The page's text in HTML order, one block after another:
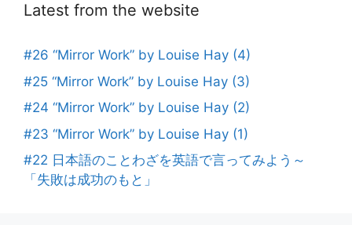
Latest from the website
#26 “Mirror Work” by Louise Hay (4)
#25 “Mirror Work” by Louise Hay (3)
#24 “Mirror Work” by Louise Hay (2)
#23 “Mirror Work” by Louise Hay (1)
#22 日本語のことわざを英語で言ってみよう～
「失敗は成功のもと」